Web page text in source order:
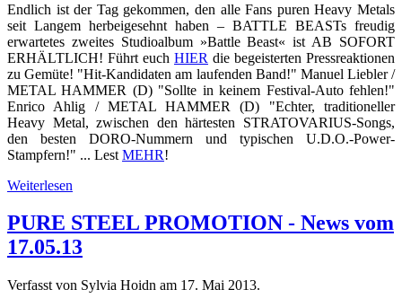
Endlich ist der Tag gekommen, den alle Fans puren Heavy Metals
seit Langem herbeigesehnt haben – BATTLE BEASTs freudig
erwartetes zweites Studioalbum »Battle Beast« ist AB SOFORT
ERHÄLTLICH! Führt euch HIER die begeisterten Pressreaktionen
zu Gemüte! "Hit-Kandidaten am laufenden Band!" Manuel Liebler /
METAL HAMMER (D) "Sollte in keinem Festival-Auto fehlen!"
Enrico Ahlig / METAL HAMMER (D) "Echter, traditioneller
Heavy Metal, zwischen den härtesten STRATOVARIUS-Songs,
den besten DORO-Nummern und typischen U.D.O.-Power-
Stampfern!" ... Lest MEHR!
Weiterlesen
PURE STEEL PROMOTION - News vom
17.05.13
Verfasst von Sylvia Hoidn am 17. Mai 2013.